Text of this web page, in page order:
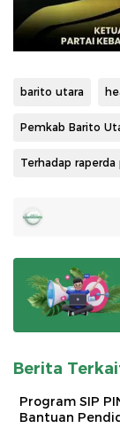
barito utara
Pemkab Barito
Berita
Program SIP
Bantuan